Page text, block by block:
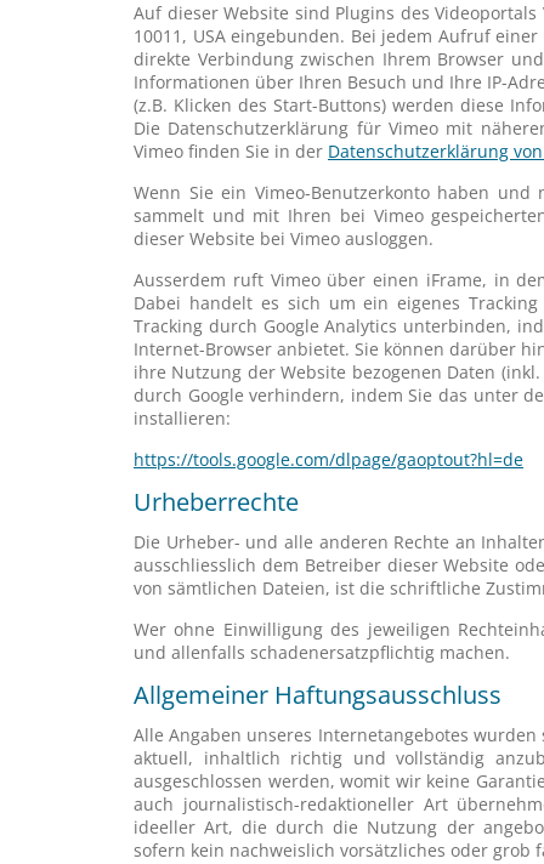
Auf dieser Website sind Plugins des Videoportals
10011, USA eingebunden. Bei jedem Aufruf
direkte Verbindung zwischen Ihrem Browser
Informationen über Ihren Besuch und Ihre IP-
(z.B. Klicken des Start-Buttons) werden diese
Die Datenschutzerklärung für Vimeo mit
Vimeo finden Sie in der Datenschutzerklärung
Wenn Sie ein Vimeo-Benutzerkonto haben
sammelt und mit Ihren bei Vimeo
dieser Website bei Vimeo ausloggen.
Ausserdem ruft Vimeo über einen iFrame, in
Dabei handelt es sich um ein eigenes
Tracking durch Google Analytics unterbinden,
Internet-Browser anbietet. Sie können darüber
ihre Nutzung der Website bezogenen Daten
durch Google verhindern, indem Sie das unter
installieren:
https://tools.google.com/dlpage/gaoptout?hl=de
Urheberrechte
Die Urheber- und alle anderen Rechte an
ausschliesslich dem Betreiber dieser Website
von sämtlichen Dateien, ist die schriftliche
Wer ohne Einwilligung des jeweiligen
und allenfalls schadenersatzpflichtig machen.
Allgemeiner Haftungsausschluss
Alle Angaben unseres Internetangebotes
aktuell, inhaltlich richtig und vollständig
ausgeschlossen werden, womit wir keine
auch journalistisch-redaktioneller Art
ideeller Art, die durch die Nutzung der
sofern kein nachweislich vorsätzliches oder grob